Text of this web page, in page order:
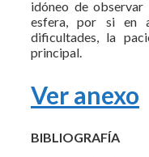
idóneo de
esfera, por si en
dificultades, la
principal.
Ver anexo
BIBLIOGRAFÍA